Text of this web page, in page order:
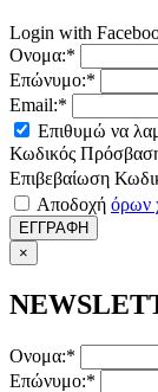
Login with
Ονομα:*
Επώνυμο:*
Email:*
Επιθυμώ να
Κωδικός
Επιβεβαίωση
Αποδοχή όρων
ΕΓΓΡΑΦΗ
×
Ονομα:*
Επώνυμο:*